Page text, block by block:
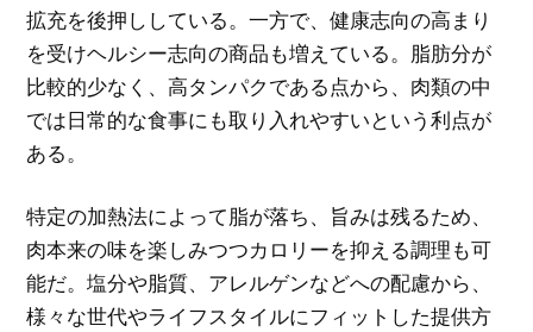
拡充を後押ししている。一方で、健康志向の高まり
を受けヘルシー志向の商品も増えている。脂肪分が
比較的少なく、高タンパクである点から、肉類の中
では日常的な食事にも取り入れやすいという利点が
ある。
特定の加熱法によって脂が落ち、旨みは残るため、
肉本来の味を楽しみつつカロリーを抑える調理も可
能だ。塩分や脂質、アレルゲンなどへの配慮から、
様々な世代やライフスタイルにフィットした提供方